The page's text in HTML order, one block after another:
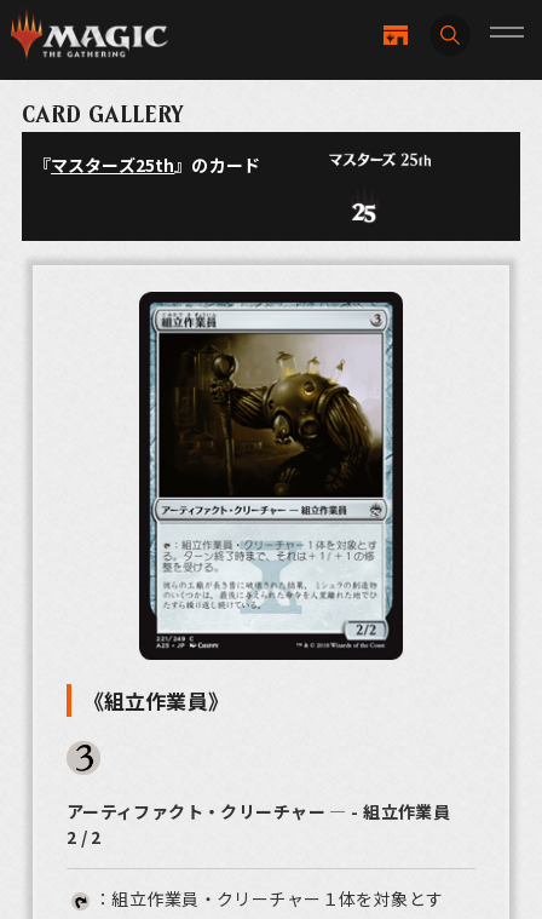
CARD GALLERY
『マスターズ25th』のカード
《組立作業員》
アーティファクト・クリーチャー ― - 組立作業員
2 / 2
：組立作業員・クリーチャー１体を対象とす